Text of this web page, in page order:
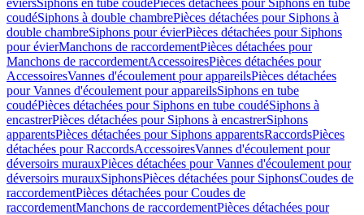
éviersSiphons en tube coudéPièces détachées pour Siphons en tube
coudéSiphons à double chambrePièces détachées pour Siphons à
double chambreSiphons pour évierPièces détachées pour Siphons
pour évierManchons de raccordementPièces détachées pour
Manchons de raccordementAccessoiresPièces détachées pour
AccessoiresVannes d'écoulement pour appareilsPièces détachées
pour Vannes d'écoulement pour appareilsSiphons en tube
coudéPièces détachées pour Siphons en tube coudéSiphons à
encastrerPièces détachées pour Siphons à encastrerSiphons
apparentsPièces détachées pour Siphons apparentsRaccordsPièces
détachées pour RaccordsAccessoiresVannes d'écoulement pour
déversoirs murauxPièces détachées pour Vannes d'écoulement pour
déversoirs murauxSiphonsPièces détachées pour SiphonsCoudes de
raccordementPièces détachées pour Coudes de
raccordementManchons de raccordementPièces détachées pour